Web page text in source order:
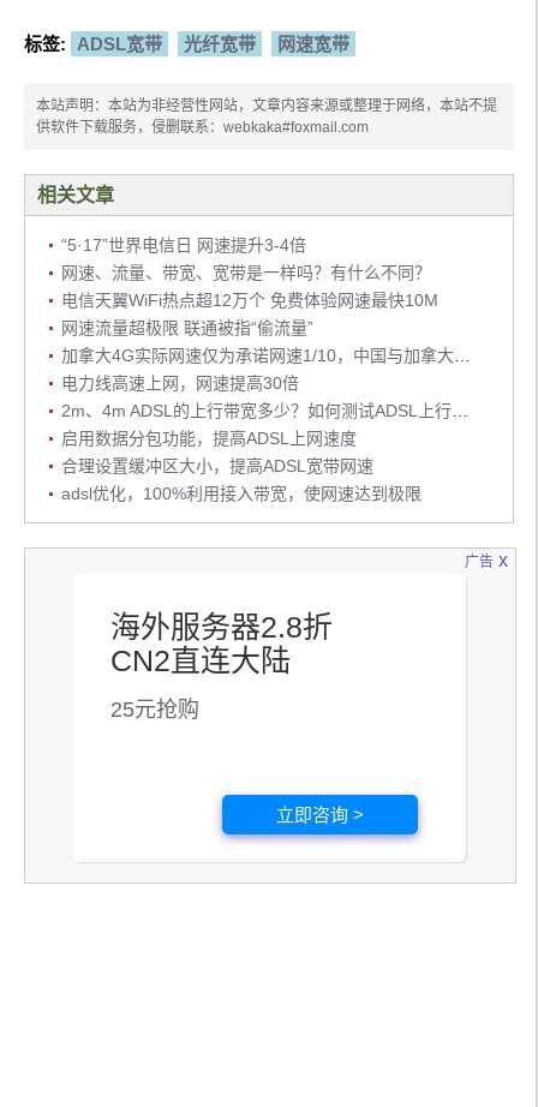
标签: ADSL宽带 光纤宽带 网速宽带
本站声明：本站为非经营性网站，文章内容来源或整理于网络，本站不提
供软件下载服务，侵删联系：webkaka#foxmail.com
相关文章
“5·17”世界电信日 网速提升3-4倍
网速、流量、带宽、宽带是一样吗？有什么不同？
电信天翼WiFi热点超12万个 免费体验网速最快10M
网速流量超极限 联通被指“偷流量”
电力线高速上网，网速提高30倍
启用数据分包功能，提高ADSL上网速度
合理设置缓冲区大小，提高ADSL宽带网速
adsl优化，100%利用接入带宽，使网速达到极限
广告
海外服务器2.8折
CN2直连大陆
25元抢购
立即咨询 >
x